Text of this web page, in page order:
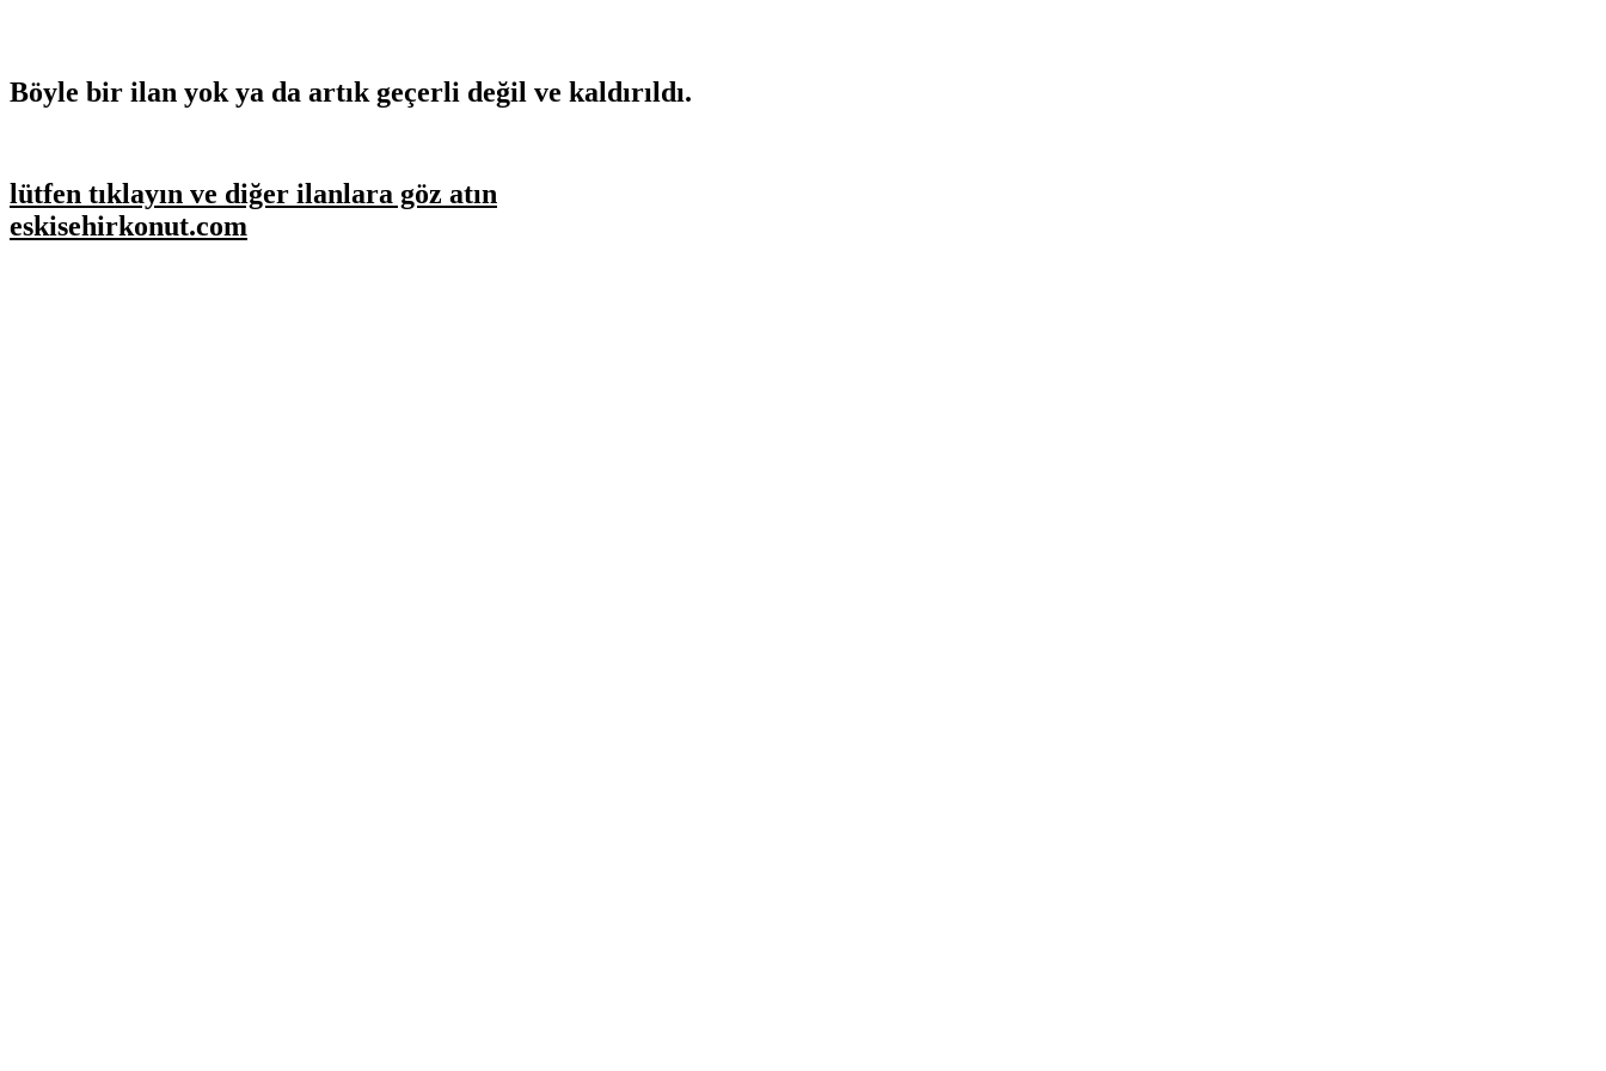
Böyle bir ilan yok ya da artık geçerli değil ve kaldırıldı.
lütfen tıklayın ve diğer ilanlara göz atın
eskisehirkonut.com